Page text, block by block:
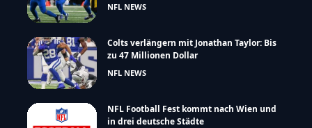
NFL NEWS
Colts verlängern mit Jonathan Taylor: Bis
zu 47 Millionen Dollar
NFL NEWS
NFL Football Fest kommt nach Wien und
in drei deutsche Städte